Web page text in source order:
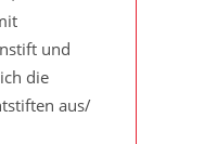
und
die
aus/